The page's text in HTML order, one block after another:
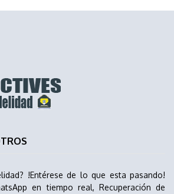
!Entérese de lo que esta pasando!
en tiempo real, Recuperación de